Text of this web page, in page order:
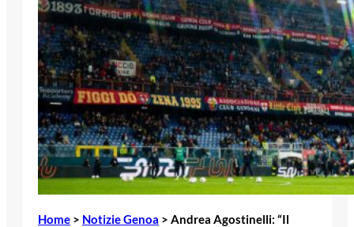
Home > Notizie Genoa > Andrea Agostinelli: “Il